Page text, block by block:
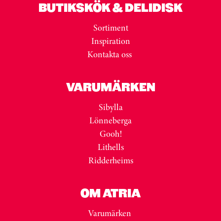
BUTIKSKÖK & DELIDISK
Sortiment
Inspiration
Kontakta oss
VARUMÄRKEN
Sibylla
Lönneberga
Gooh!
Lithells
Ridderheims
OM ATRIA
Varumärken